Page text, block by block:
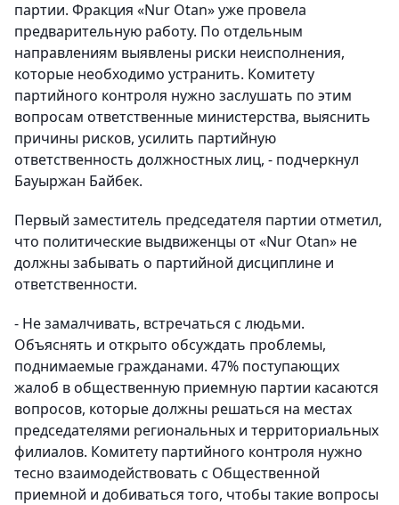
партии. Фракция «Nur Otan» уже провела
предварительную работу. По отдельным
направлениям выявлены риски неисполнения,
которые необходимо устранить. Комитету
партийного контроля нужно заслушать по этим
вопросам ответственные министерства, выяснить
причины рисков, усилить партийную
ответственность должностных лиц, - подчеркнул
Бауыржан Байбек.
Первый заместитель председателя партии отметил,
что политические выдвиженцы от «Nur Otan» не
должны забывать о партийной дисциплине и
ответственности.
- Не замалчивать, встречаться с людьми.
Объяснять и открыто обсуждать проблемы,
поднимаемые гражданами. 47% поступающих
жалоб в общественную приемную партии касаются
вопросов, которые должны решаться на местах
председателями региональных и территориальных
филиалов. Комитету партийного контроля нужно
тесно взаимодействовать с Общественной
приемной и добиваться того, чтобы такие вопросы